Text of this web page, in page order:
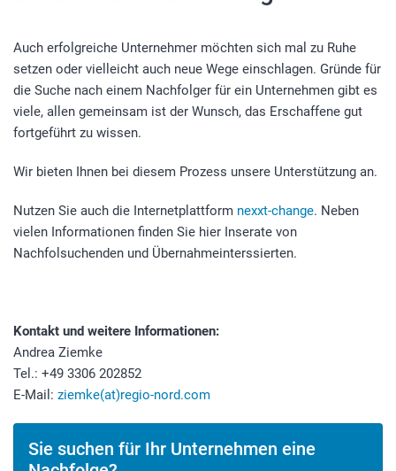
Auch erfolgreiche Unternehmer möchten sich mal zu Ruhe
setzen oder vielleicht auch neue Wege einschlagen. Gründe für
die Suche nach einem Nachfolger für ein Unternehmen gibt es
viele, allen gemeinsam ist der Wunsch, das Erschaffene gut
fortgeführt zu wissen.
Wir bieten Ihnen bei diesem Prozess unsere Unterstützung an.
Nutzen Sie auch die Internetplattform nexxt-change. Neben
vielen Informationen finden Sie hier Inserate von
Nachfolsuchenden und Übernahmeinterssierten.
Kontakt und weitere Informationen:
Andrea Ziemke
Tel.: +49 3306 202852
E-Mail: ziemke(at)regio-nord.com
Sie suchen für Ihr Unternehmen eine